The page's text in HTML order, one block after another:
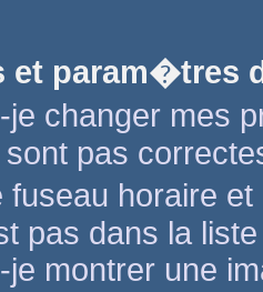
param�tres
je changer mes
pas
horaire
pas dans la
je montrer une